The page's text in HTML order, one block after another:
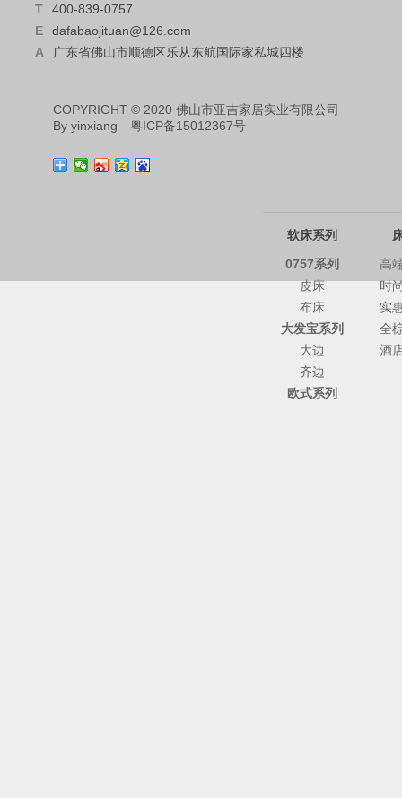
T
400-839-0757
E
dafabaojituan@126.com
A
广东省佛山市顺德区乐从东航国际家私城四楼
COPYRIGHT © 2020 佛山市亚吉家居实业有限公司
Byyinxiang 粤ICP备15012367号
软床系列
0757系列
皮床
布床
大发宝系列
大边
齐边
欧式系列
高
时
实
全
酒